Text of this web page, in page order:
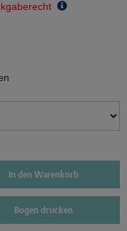
In den Warenkorb
Bogen drucken